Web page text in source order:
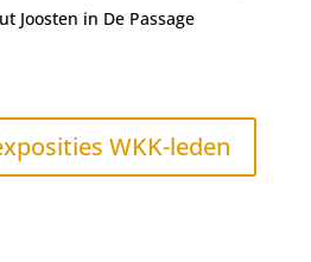
Joosten in De Passage
WKK-leden